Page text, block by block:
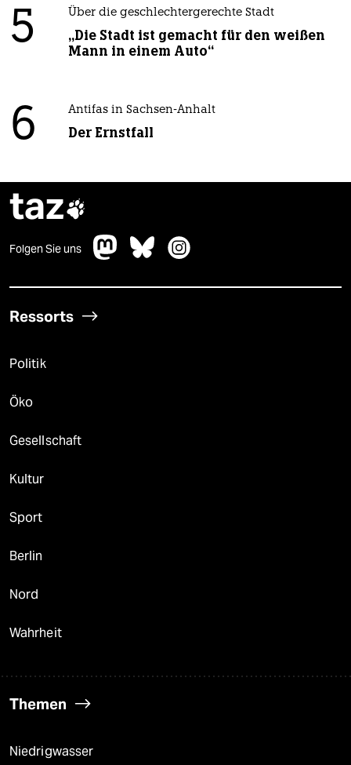
5 Über die geschlechtergerechte Stadt
„Die Stadt ist gemacht für den weißen
Mann in einem Auto“
6 Antifas in Sachsen-Anhalt
Der Ernstfall
taz
Folgen Sie uns
Ressorts
Politik
Öko
Gesellschaft
Kultur
Sport
Berlin
Nord
Wahrheit
Themen
Niedrigwasser